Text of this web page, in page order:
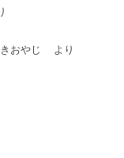
おやじ より